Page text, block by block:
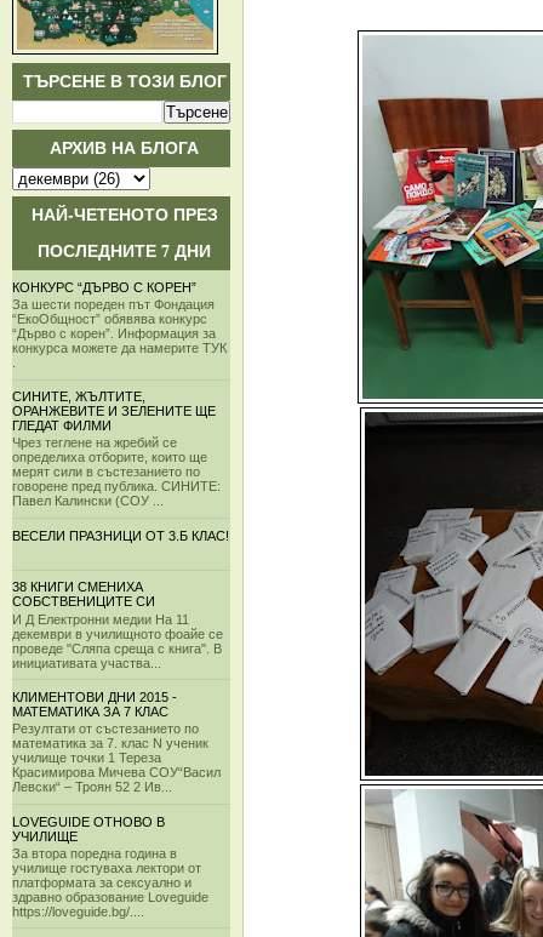
ТЪРСЕНЕ В ТОЗИ БЛОГ
АРХИВ НА БЛОГА
НАЙ-ЧЕТЕНОТО ПРЕЗ
ПОСЛЕДНИТЕ 7 ДНИ
КОНКУРС “ДЪРВО С КОРЕН”
За шести пореден път Фондация
“ЕкоОбщност” обявява конкурс
“Дърво с корен”. Информация за
конкурса можете да намерите ТУК
СИНИТЕ, ЖЪЛТИТЕ,
ОРАНЖЕВИТЕ И ЗЕЛЕНИТЕ ЩЕ
ГЛЕДАТ ФИЛМИ
Чрез теглене на жребий се
определиха отборите, които ще
мерят сили в състезанието по
говорене пред публика. СИНИТЕ:
Павел Калински (СОУ ...
ВЕСЕЛИ ПРАЗНИЦИ ОТ 3.Б КЛАС!
38 КНИГИ СМЕНИХА
СОБСТВЕНИЦИТЕ СИ
И Д Електронни медии На 11
декември в училищното фоайе се
проведе "Сляпа среща с книга". В
инициативата участва...
КЛИМЕНТОВИ ДНИ 2015 -
МАТЕМАТИКА ЗА 7 КЛАС
Резултати от състезанието по
математика за 7. клас N ученик
училище точки 1 Тереза
Красимирова Мичева СОУ“Васил
Левски“ – Троян 52 2 Ив...
LOVEGUIDE ОТНОВО В
УЧИЛИЩЕ
За втора поредна година в
училище гостуваха лектори от
платформата за сексуално и
здравно образование Loveguide
https://loveguide.bg/....